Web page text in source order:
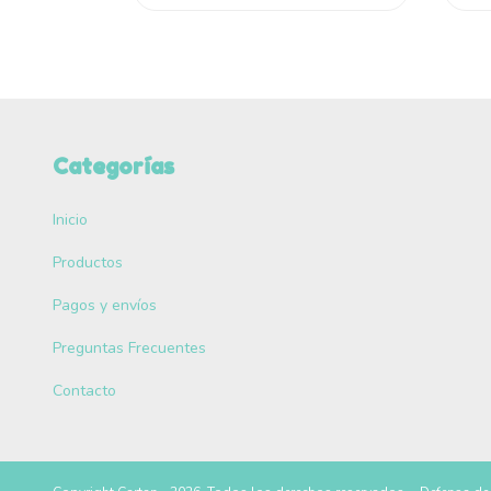
Categorías
Inicio
Productos
Pagos y envíos
Preguntas Frecuentes
Contacto